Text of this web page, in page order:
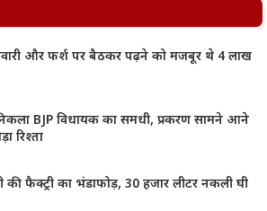
और फर्श पर बैठकर पढ़ने को मजबूर थे 4 लाख
BJP विधायक का समधी, प्रकरण सामने आने
रिश्ता
फैक्ट्री का भंडाफोड़, 30 हजार लीटर नकली घी